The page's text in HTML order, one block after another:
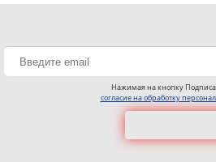
Нажимая на кнопку
согласие на обработку